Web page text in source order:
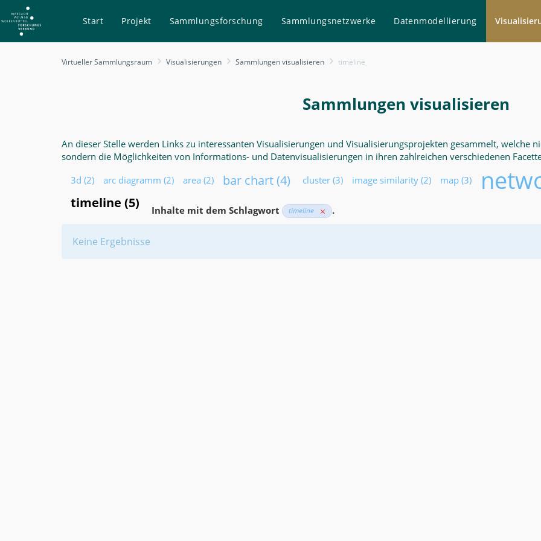
Start Projekt Sammlungsforschung Sammlungsnetzwerke Datenmodellierung
visualisieren
Virtueller Sammlungsraum Visualisierungen Sammlungen visualisieren timeline
Sammlungen visualisieren
An dieser Stelle werden Links zu interessanten Visualisierungen und Visualisierungsprojekten gesammelt, welche
sondern die Möglichkeiten von Informations- und Datenvisualisierungen in ihren zahlreichen verschiedenen
3d (2) arc diagramm (2) area (2) bar chart(4) cluster(3) image similarity(2) map(3)
timeline (5) Inhalte mit dem Schlagwort timeline .
Keine Ergebnisse